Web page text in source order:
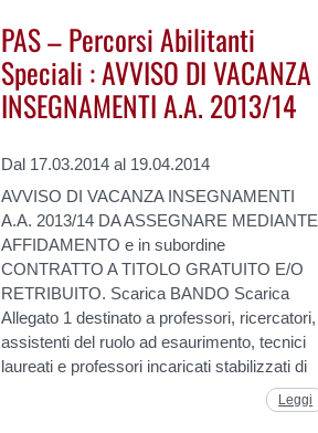
PAS – Percorsi Abilitanti
Speciali : AVVISO DI VACANZA
INSEGNAMENTI A.A. 2013/14
Dal 17.03.2014 al 19.04.2014
AVVISO DI VACANZA INSEGNAMENTI
A.A. 2013/14 DA ASSEGNARE MEDIANTE
AFFIDAMENTO e in subordine
CONTRATTO A TITOLO GRATUITO E/O
RETRIBUITO. Scarica BANDO Scarica
Allegato 1 destinato a professori, ricercatori,
assistenti del ruolo ad esaurimento, tecnici
laureati e professori incaricati stabilizzati di
Leggi